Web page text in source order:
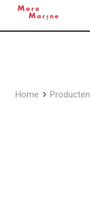
Home Producten